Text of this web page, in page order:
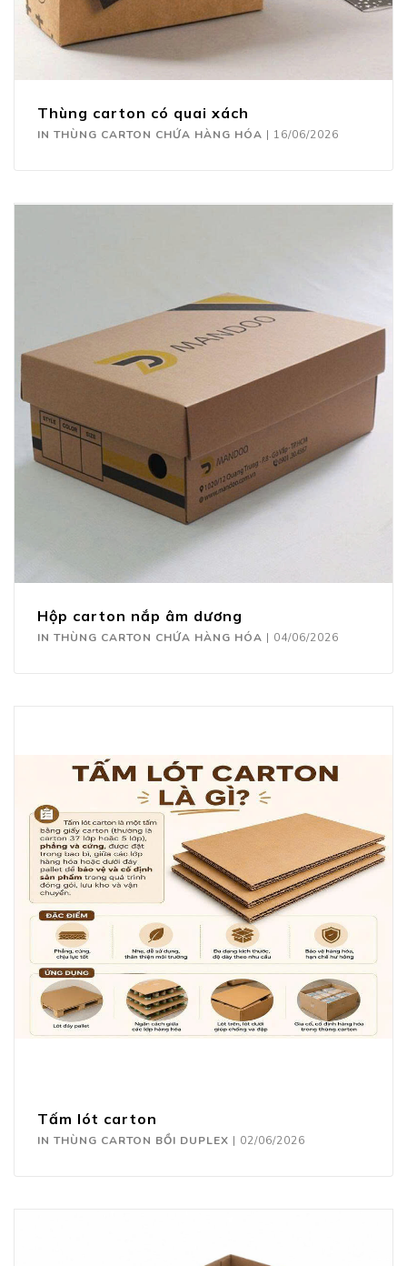
Thùng carton có quai xách
IN THÙNG CARTON CHỨA HÀNG HÓA | 16/06/2026
Hộp carton nắp âm dương
IN THÙNG CARTON CHỨA HÀNG HÓA | 04/06/2026
Tấm lót carton
IN THÙNG CARTON BỒI DUPLEX | 02/06/2026